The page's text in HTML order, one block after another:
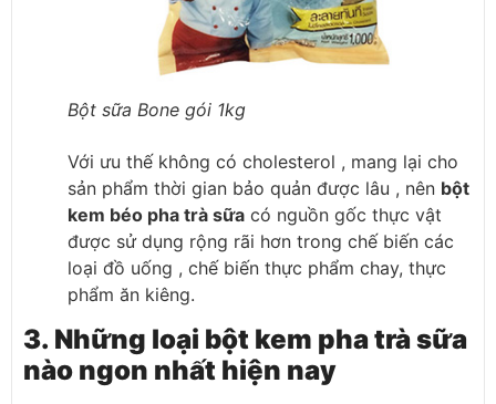
Bột sữa Bone gói 1kg
Với ưu thế không có cholesterol , mang lại cho
sản phẩm thời gian bảo quản được lâu , nên bột
kem béo pha trà sữa có nguồn gốc thực vật
được sử dụng rộng rãi hơn trong chế biến các
loại đồ uống , chế biến thực phẩm chay, thực
phẩm ăn kiêng.
3. Những loại bột kem pha trà sữa
nào ngon nhất hiện nay